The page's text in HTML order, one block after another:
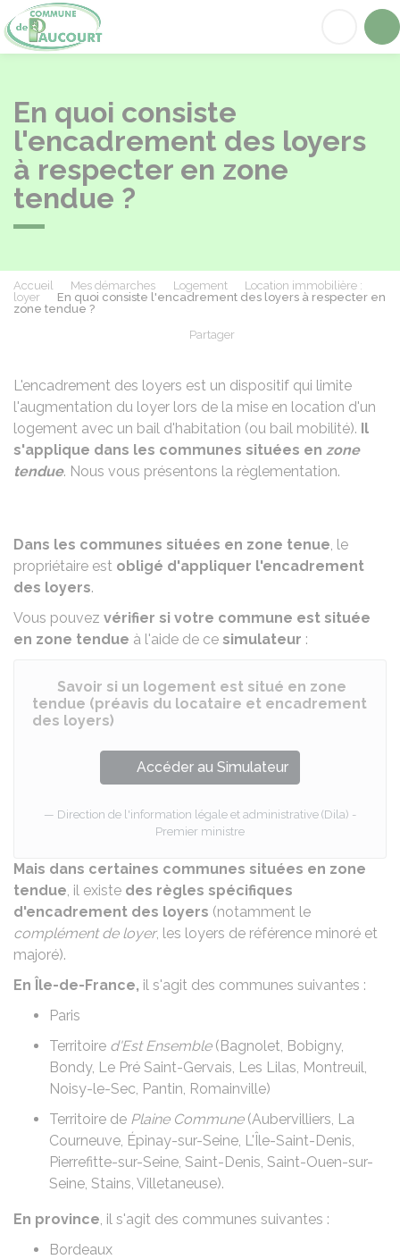
En quoi consiste
l'encadrement des loyers
à respecter en zone
tendue ?
Accueil Mes démarches Logement
Location immobilière :
loyer
En quoi consiste l'encadrement des loyers à respecter en
zone tendue ?
Partager
L'encadrement des loyers est un dispositif qui limite
l'augmentation du loyer lors de la mise en location d'un
logement avec un bail d'habitation (ou bail mobilité). Il
s'applique dans les communes situées en zone
tendue. Nous vous présentons la règlementation.
Dans les communes situées en zone tenue, le
propriétaire est obligé d'appliquer l'encadrement
des loyers.
Vous pouvez vérifier si votre commune est située
en zone tendue à l'aide de ce simulateur :
Savoir si un logement est situé en zone
tendue (préavis du locataire et encadrement
des loyers)
Accéder au Simulateur
Direction de l'information légale et administrative (Dila) -
Premier ministre
Mais dans certaines communes situées en zone
tendue, il existe des règles spécifiques
d'encadrement des loyers (notamment le
complément de loyer, les loyers de référence minoré et
majoré).
En Île-de-France, il s'agit des communes suivantes :
Paris
Territoire d'Est Ensemble(Bagnolet, Bobigny,
Bondy, Le Pré Saint-Gervais, Les Lilas, Montreuil,
Noisy-le-Sec, Pantin, Romainville)
Territoire de Plaine Commune(Aubervilliers, La
Courneuve, Épinay-sur-Seine, L'Île-Saint-Denis,
Pierrefitte-sur-Seine, Saint-Denis, Saint-Ouen-sur-
Seine, Stains, Villetaneuse).
En province, il s'agit des communes suivantes :
Bordeaux